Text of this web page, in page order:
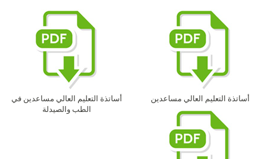
أساتذة التعليم العالي مساعدين في
الطب والصيدلة
أساتذة التعليم العالي مساعدين